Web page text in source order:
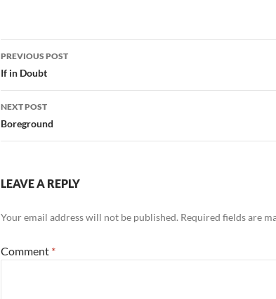
Boden der Umkleide,
Post
navigation
PREVIOUS POST
If in Doubt
NEXT POST
Boreground
LEAVE A REPLY
Your email address will not be published. Required fields are
Comment *